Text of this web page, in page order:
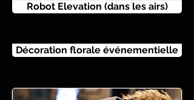
Décoration florale événementielle
Robot Elevation (dans les airs)